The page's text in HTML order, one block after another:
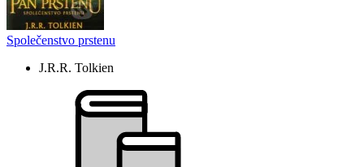
Společenstvo prstenu
J.R.R. Tolkien